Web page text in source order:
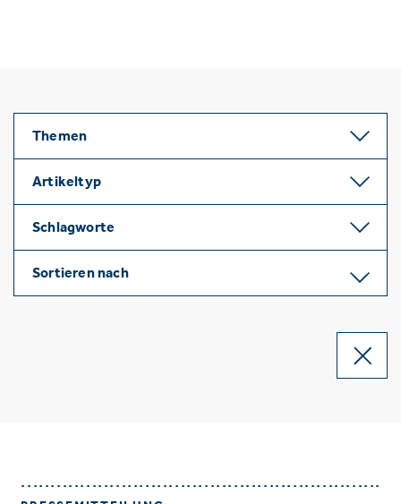
Themen
Artikeltyp
Schlagworte
Sortieren nach